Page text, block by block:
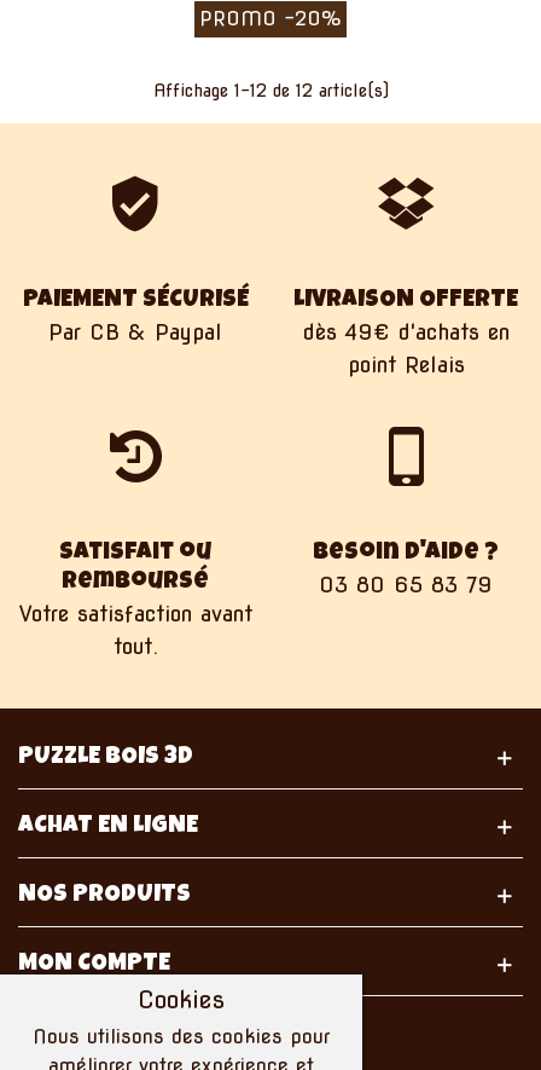
PROMO -20%
Affichage 1-12 de 12 article(s)
PAIEMENT SÉCURISÉ
Par CB & Paypal
LIVRAISON OFFERTE
dès 49€ d'achats en
point Relais
Satisfait ou
remboursé
Votre satisfaction avant
tout.
Besoin d'aide ?
03 80 65 83 79
PUZZLE BOIS 3D
ACHAT EN LIGNE
NOS PRODUITS
MON COMPTE
Cookies
Nous utilisons des cookies pour